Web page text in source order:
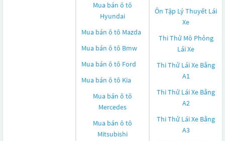
Mua bán ô tô
Hyundai
Mua bán ô tô Mazda
Mua bán ô tô Bmw
Mua bán ô tô Ford
Mua bán ô tô Kia
Mua bán ô tô
Mercedes
Mua bán ô tô
Mitsubishi
Ôn Tập Lý Thuyết Lái
Xe
Thi Thử Mô Phỏng
Lái Xe
Thi Thử Lái Xe Bằng
A1
Thi Thử Lái Xe Bằng
A2
Thi Thử Lái Xe Bằng
A3